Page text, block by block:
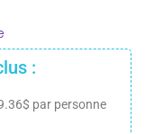
:
par personne